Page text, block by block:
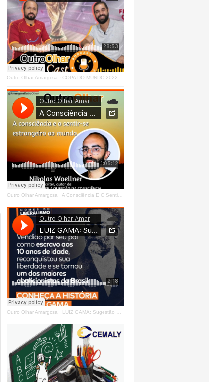
Outro Olhar Amargosa · COPA DO MUNDO 2022 - OUTRO OLHAR CAST #O1 Right
Outro Olhar Amargosa · A Consciência E O Sentir - Se Estrangeiro Ao Mundo
Outro Olhar Amargosa · LUIZ GAMA: Sugestão Outro Olhar